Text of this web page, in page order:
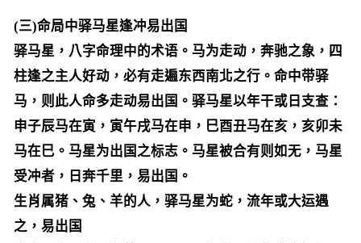
(三)命局中驿马星逢冲易出国
驿马星，八字命理中的术语。马为走动，奔驰之象，四
柱逢之主人好动，必有走遍东西南北之行。命中带驿
马，则此人命多走动易出国。驿马星以年干或日支查：
申子辰马在寅，寅午戌马在申，巳酉丑马在亥，亥卯未
马在巳。马星为出国之标志。马星被合有则如无，马星
受冲者，日奔千里，易出国。
生肖属猪、兔、羊的人，驿马星为蛇，流年或大运遇
之，易出国